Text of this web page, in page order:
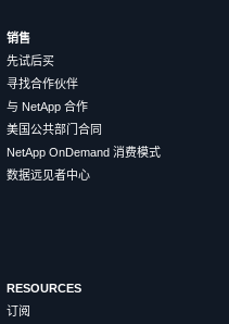
销售
先试后买
寻找合作伙伴
与 NetApp 合作
美国公共部门合同
NetApp OnDemand 消费模式
数据远见者中心
RESOURCES
订阅